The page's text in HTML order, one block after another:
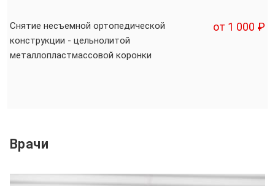
Снятие несъемной ортопедической
конструкции - цельнолитой
металлопластмассовой коронки
от 1 000 ₽
Врачи